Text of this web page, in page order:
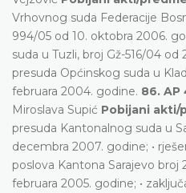
Vrhovnog suda Federacije
994/05 od 10. oktobra 2006.
suda u Tuzli, broj Gž-516/04 od
presuda Općinskog suda u
februara 2004. godine. 86. AP
Miroslava Supić Pobijani akti/
presuda Kantonalnog suda u
decembra 2007. godine; •
poslova Kantona Sarajevo broj
februara 2005. godine; •